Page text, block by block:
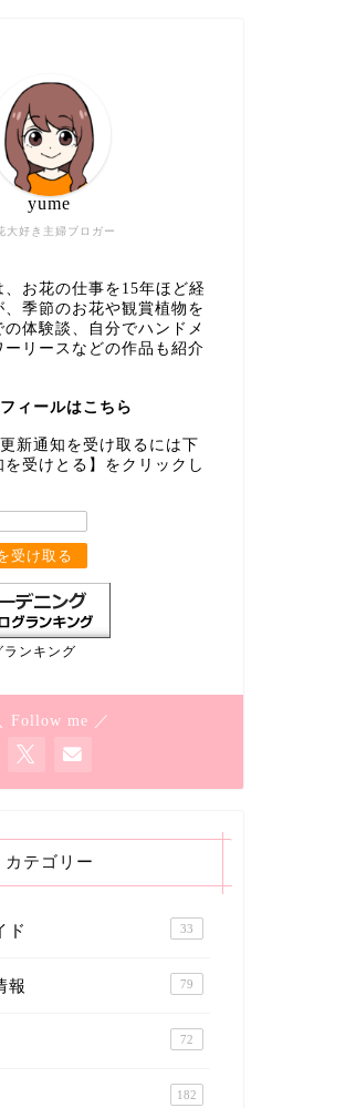
大好き主婦ブロガー
yume
、お花の仕事を15年ほど経
季節のお花や観賞植物を
体験談、自分でハンドメ
ーリースなどの作品も紹介
ィールはこちら
新通知を受け取るには下
受けとる】をクリックし
受け取る
ンキング
Follow me ／
カテゴリー
ド 33
報 79
72
182